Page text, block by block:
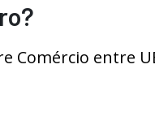
Comércio entre